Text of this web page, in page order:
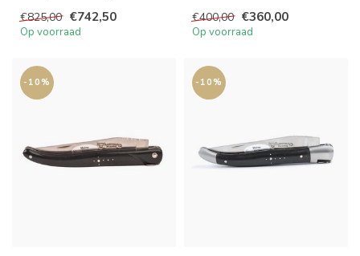
kwaliteit met prachti...
€825,00 €742,50
Op voorraad
€400,00 €360,00
Op voorraad
-10% -10%